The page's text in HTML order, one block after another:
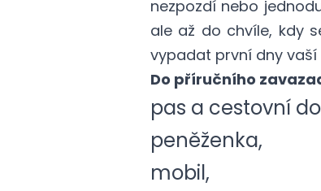
nezpozdí nebo
ale až do chvíle, kdy
vypadat první dny vaší
Do příručního
pas a cestovní
peněženka,
mobil,